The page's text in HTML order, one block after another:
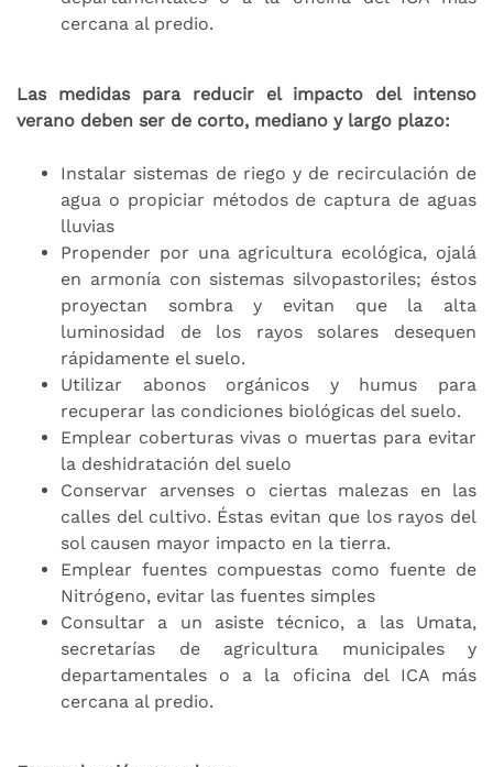
cercana al predio.
Las medidas para reducir el impacto del intenso
verano deben ser de corto, mediano y largo plazo:
Instalar sistemas de riego y de recirculación de
agua o propiciar métodos de captura de aguas
lluvias
Propender por una agricultura ecológica, ojalá
en armonía con sistemas silvopastoriles; éstos
proyectan sombra y evitan que la alta
luminosidad de los rayos solares desequen
rápidamente el suelo.
Utilizar abonos orgánicos y humus para
recuperar las condiciones biológicas del suelo.
Emplear coberturas vivas o muertas para evitar
la deshidratación del suelo
Conservar arvenses o ciertas malezas en las
calles del cultivo. Éstas evitan que los rayos del
sol causen mayor impacto en la tierra.
Emplear fuentes compuestas como fuente de
Nitrógeno, evitar las fuentes simples
Consultar a un asiste técnico, a las Umata,
secretarías de agricultura municipales y
departamentales o a la oficina del ICA más
cercana al predio.